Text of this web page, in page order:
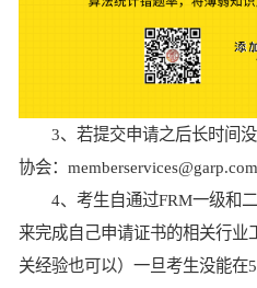
3、若提交申请之后长时间
协会：memberservices@garp.com
4、考生自通过FRM一级和
来完成自己申请证书的相关行业
关经验也可以）一旦考生没能在